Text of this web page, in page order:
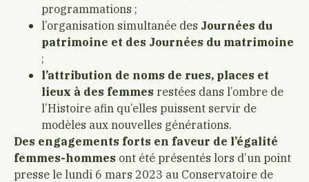
programmations ;
l’organisation simultanée des Journées du
patrimoine et des Journées du matrimoine
;
l’attribution de noms de rues, places et
lieux à des femmes restées dans l’ombre de
l’Histoire afin qu’elles puissent servir de
modèles aux nouvelles générations.
Des engagements forts en faveur de l’égalité
femmes-hommes ont été présentés lors d’un point
presse le lundi 6 mars 2023 au Conservatoire de